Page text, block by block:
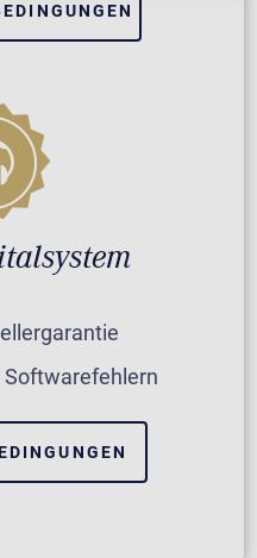
Softwarefehlern